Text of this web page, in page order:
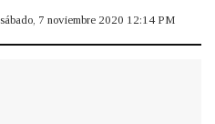
sábado, 7 noviembre 2020 12:14 PM